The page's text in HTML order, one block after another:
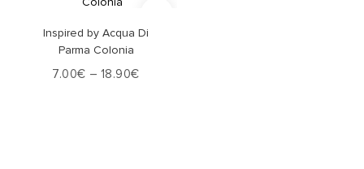
προϊόν
έχει
πολλαπλές
παραλλαγές.
Οι
Inspired by Acqua Di
Parma Colonia
7.00€ – 18.90€Price